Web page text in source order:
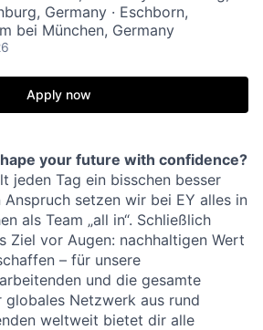
Germany · Eschborn,
bei München, Germany
Apply now
your future with confidence?
jeden Tag ein bisschen besser
Anspruch setzen wir bei EY alles in
als Team „all in“. Schließlich
Ziel vor Augen: nachhaltigen Wert
– für unsere
und die gesamte
globales Netzwerk aus rund
weltweit bietet dir alle